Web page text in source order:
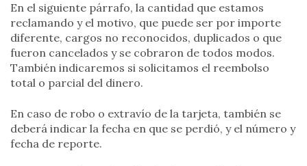
En el siguiente párrafo, la cantidad que estamos
reclamando y el motivo, que puede ser por importe
diferente, cargos no reconocidos, duplicados o que
fueron cancelados y se cobraron de todos modos.
También indicaremos si solicitamos el reembolso
total o parcial del dinero.
En caso de robo o extravío de la tarjeta, también se
deberá indicar la fecha en que se perdió, y el número y
fecha de reporte.